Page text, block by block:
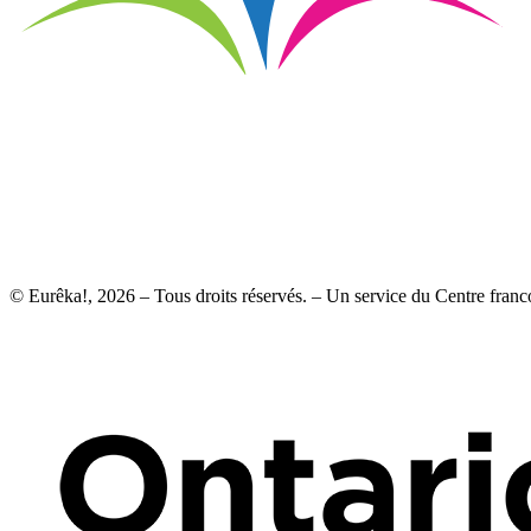
© Eurêka!, 2026 – Tous droits réservés. – Un service du Centre